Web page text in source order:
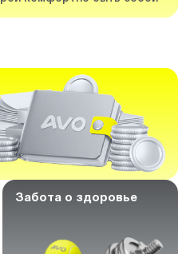
Забота о здоровье